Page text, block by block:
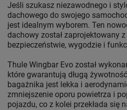
Jeśli szukasz niezawodnego i
dachowego do swojego
jest idealnym wyborem. Ten
dachowy został zaprojektowany
bezpieczeństwie, wygodzie i
Thule Wingbar Evo został
które gwarantują długą
bagażnika jest lekka i
zmniejszenie oporu powietrza i
pojazdu, co z kolei przekłada się